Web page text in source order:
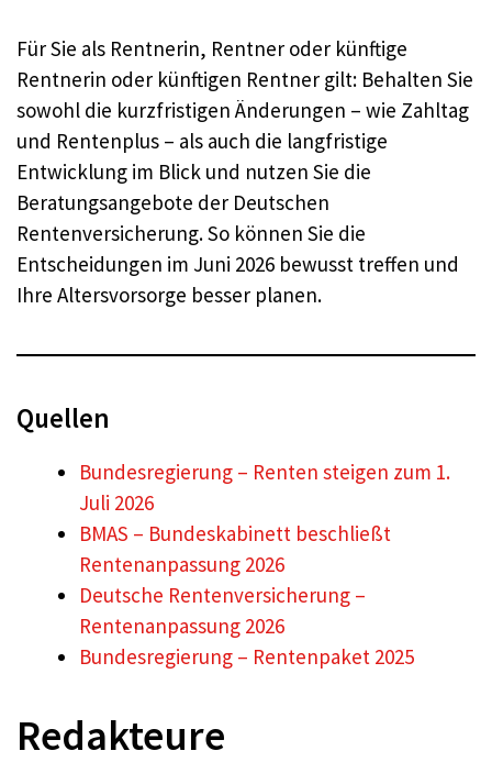
Für Sie als Rentnerin, Rentner oder künftige
Rentnerin oder künftigen Rentner gilt: Behalten Sie
sowohl die kurzfristigen Änderungen – wie Zahltag
und Rentenplus – als auch die langfristige
Entwicklung im Blick und nutzen Sie die
Beratungsangebote der Deutschen
Rentenversicherung. So können Sie die
Entscheidungen im Juni 2026 bewusst treffen und
Ihre Altersvorsorge besser planen.
Quellen
Bundesregierung – Renten steigen zum 1.
Juli 2026
BMAS – Bundeskabinett beschließt
Rentenanpassung 2026
Deutsche Rentenversicherung –
Rentenanpassung 2026
Bundesregierung – Rentenpaket 2025
Redakteure